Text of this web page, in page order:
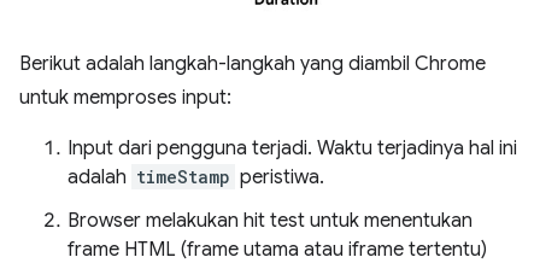
Berikut adalah langkah-langkah yang diambil Chrome
untuk memproses input:
Input dari pengguna terjadi. Waktu terjadinya hal ini
adalah timeStamp peristiwa.
Browser melakukan hit test untuk menentukan
frame HTML (frame utama atau iframe tertentu)